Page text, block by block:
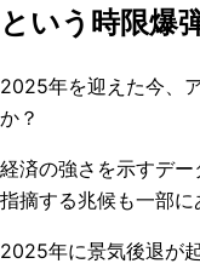
という時限爆
2025年を迎えた今、
か？
経済の強さを示すデ
指摘する兆候も一部に
2025年に景気後退が